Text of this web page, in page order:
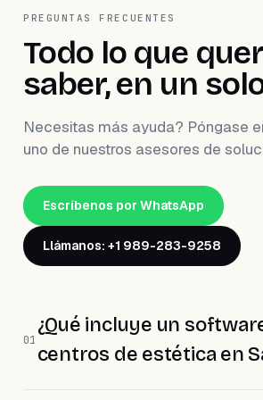
PREGUNTAS FRECUENTES
Todo lo que
saber, en un
Necesitas más ayuda? Póngase
uno de nuestros asesores de
Escríbenos por WhatsApp
Llámanos: +1 989-283-9258
01
¿Qué incluye un
centros de estética en